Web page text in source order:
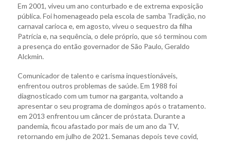
Em 2001, viveu um ano conturbado e de extrema exposição
pública. Foi homenageado pela escola de samba Tradição, no
carnaval carioca e, em agosto, viveu o sequestro da filha
Patrícia e, na sequência, o dele próprio, que só terminou com
a presença do então governador de São Paulo, Geraldo
Alckmin.
Comunicador de talento e carisma inquestionáveis,
enfrentou outros problemas de saúde. Em 1988 foi
diagnosticado com um tumor na garganta, voltando a
apresentar o seu programa de domingos após o tratamento.
em 2013 enfrentou um câncer de próstata. Durante a
pandemia, ficou afastado por mais de um ano da TV,
retornando em julho de 2021. Semanas depois teve covid,